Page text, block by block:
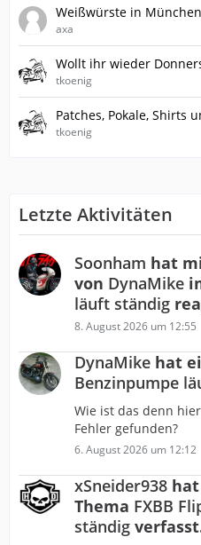
Weißwürste in München
axa
Wollt ihr wieder
tkoenig
Patches, Pokale, Shirts
tkoenig
Letzte Aktivitäten
Soonham hat
von DynaMike
läuft ständig
8. August 2026 um 12:55
DynaMike hat
Benzinpumpe
Wie ist das denn
Fehler gefunden?
6. August 2026 um 12:12
xSneider938
Thema FXBB
ständig